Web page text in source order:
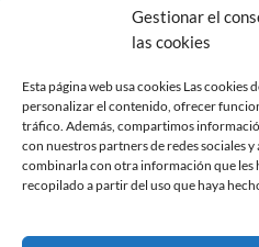
Gestionar el
las cookies
Esta página web usa cookies Las cookies
personalizar el contenido, ofrecer
tráfico. Además, compartimos
con nuestros partners de redes sociales
combinarla con otra información que les
recopilado a partir del uso que haya